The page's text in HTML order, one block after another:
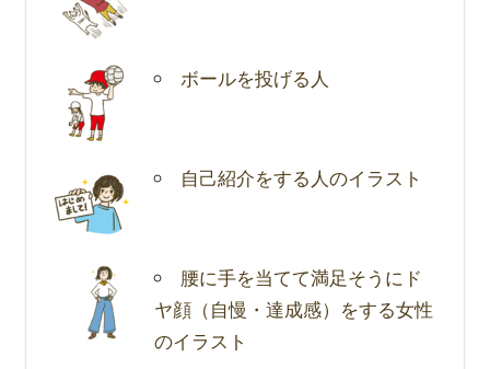
ボールを投げる人
自己紹介をする人のイラスト
腰に手を当てて満足そうにド
ヤ顔（自慢・達成感）をする女性
のイラスト